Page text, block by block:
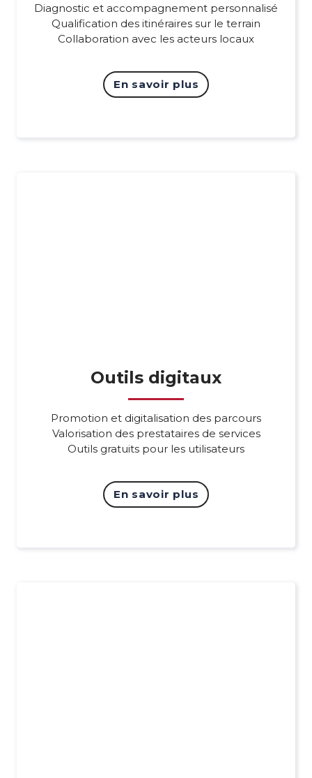
Diagnostic et accompagnement personnalisé
Qualification des itinéraires sur le terrain
Collaboration avec les acteurs locaux
En savoir plus
Outils digitaux
Promotion et digitalisation des parcours
Valorisation des prestataires de services
Outils gratuits pour les utilisateurs
En savoir plus